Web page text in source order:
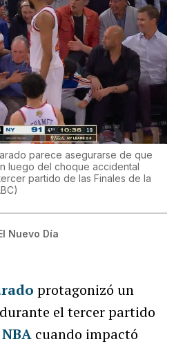
parece asegurarse de que
luego del choque accidental
partido de las Finales de la
)
Nuevo Día
protagonizó un
el tercer partido
cuando impactó